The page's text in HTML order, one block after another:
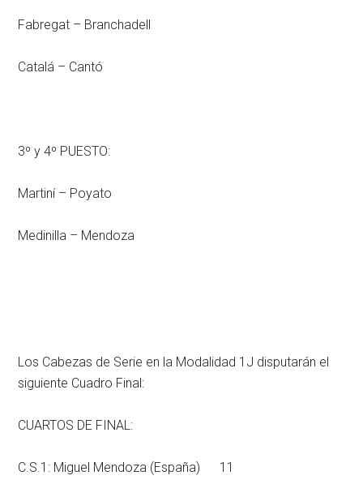
Fabregat – Branchadell
Catalá – Cantó
3º y 4º PUESTO:
Martiní – Poyato
Medinilla – Mendoza
Los Cabezas de Serie en la Modalidad 1J disputarán el
siguiente Cuadro Final:
CUARTOS DE FINAL:
C.S.1: Miguel Mendoza (España) 11